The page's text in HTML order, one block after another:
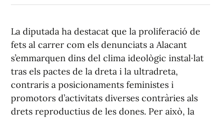
La diputada ha destacat que la proliferació de
fets al carrer com els denunciats a Alacant
s’emmarquen dins del clima ideològic instal·lat
tras els pactes de la dreta i la ultradreta,
contraris a posicionaments feministes i
promotors d’activitats diverses contràries als
drets reproductius de les dones. Per això, la